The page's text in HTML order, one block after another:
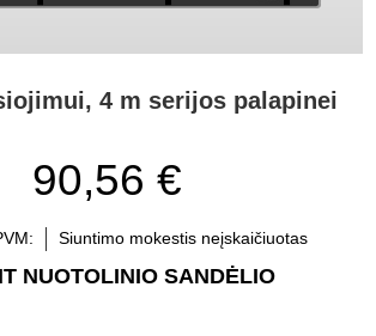
4 m serijos palapinei
90,56 €
Siuntimo mokestis neįskaičiuotas
NUOTOLINIO SANDĖLIO